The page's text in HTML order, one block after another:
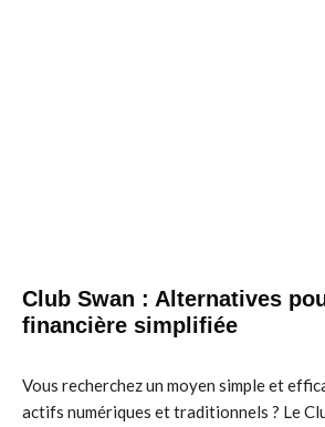
Club Swan : Alternatives
financière simplifiée
Vous recherchez un moyen simple et
actifs numériques et traditionnels ? Le